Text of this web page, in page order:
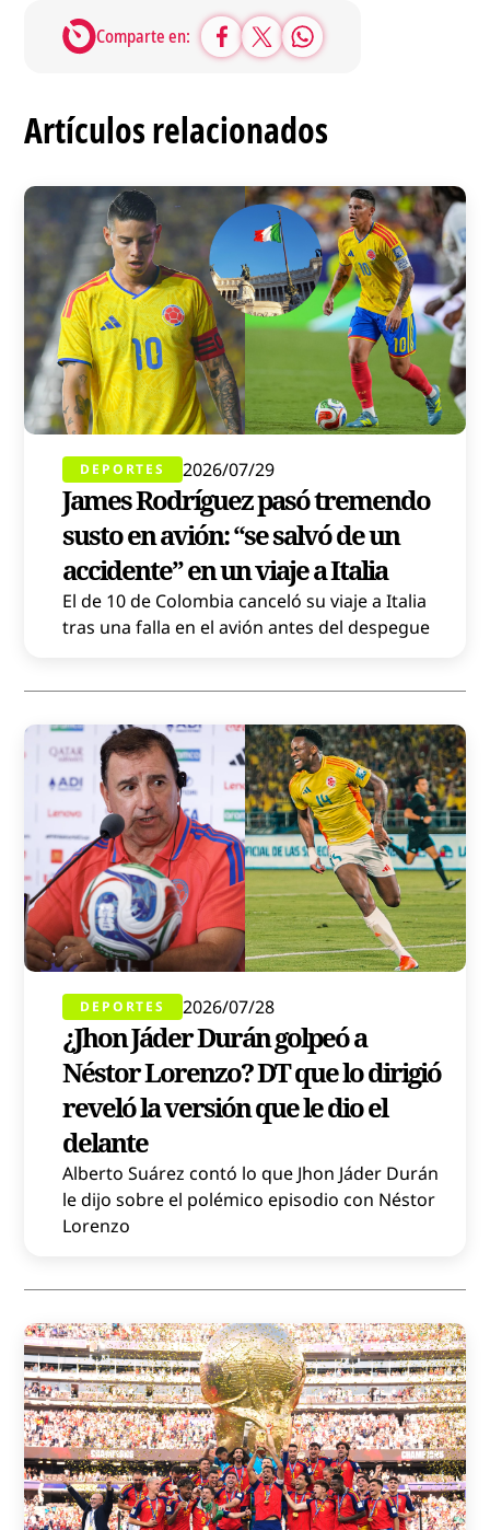
Comparte en:
Artículos relacionados
DEPORTES 2026/07/29
James Rodríguez pasó tremendo
susto en avión: “se salvó de un
accidente” en un viaje a Italia
El de 10 de Colombia canceló su viaje a Italia
tras una falla en el avión antes del despegue
DEPORTES 2026/07/28
¿Jhon Jáder Durán golpeó a
Néstor Lorenzo? DT que lo dirigió
reveló la versión que le dio el
delante
Alberto Suárez contó lo que Jhon Jáder Durán
le dijo sobre el polémico episodio con Néstor
Lorenzo